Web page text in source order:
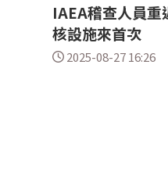
IAEA稽查人員重
核設施來首次
2025-08-27 16:26